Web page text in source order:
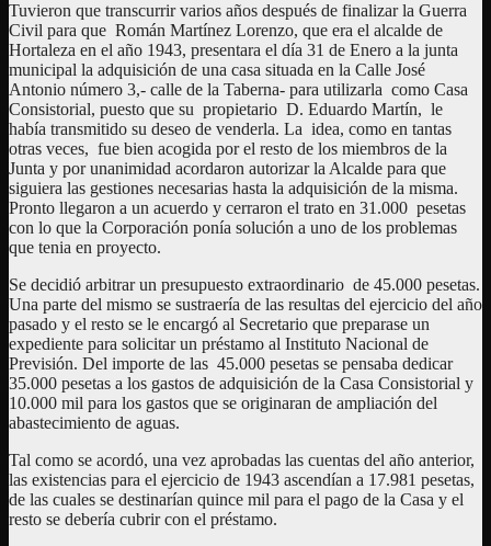
Tuvieron que transcurrir varios años después de finalizar la Guerra
Civil para que Román Martínez Lorenzo, que era el alcalde de
Hortaleza en el año 1943, presentara el día 31 de Enero a la junta
municipal la adquisición de una casa situada en la Calle José
Antonio número 3,- calle de la Taberna- para utilizarla como Casa
Consistorial, puesto que su propietario D. Eduardo Martín, le
había transmitido su deseo de venderla. La idea, como en tantas
otras veces, fue bien acogida por el resto de los miembros de la
Junta y por unanimidad acordaron autorizar la Alcalde para que
siguiera las gestiones necesarias hasta la adquisición de la misma.
Pronto llegaron a un acuerdo y cerraron el trato en 31.000 pesetas
con lo que la Corporación ponía solución a uno de los problemas
que tenia en proyecto.
Se decidió arbitrar un presupuesto extraordinario de 45.000 pesetas.
Una parte del mismo se sustraería de las resultas del ejercicio del año
pasado y el resto se le encargó al Secretario que preparase un
expediente para solicitar un préstamo al Instituto Nacional de
Previsión. Del importe de las 45.000 pesetas se pensaba dedicar
35.000 pesetas a los gastos de adquisición de la Casa Consistorial y
10.000 mil para los gastos que se originaran de ampliación del
abastecimiento de aguas.
Tal como se acordó, una vez aprobadas las cuentas del año anterior,
las existencias para el ejercicio de 1943 ascendían a 17.981 pesetas,
de las cuales se destinarían quince mil para el pago de la Casa y el
resto se debería cubrir con el préstamo.